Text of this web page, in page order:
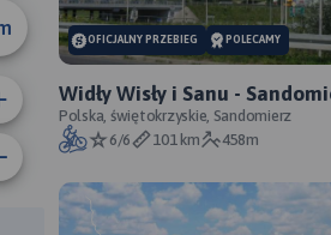
OFICJALNY PRZEBIEG POLECAMY
Widły Wisły i Sanu -
Zawichost - Annopol -
przebieg
Polska, świętokrzyskie, Sandomierz
6/6
101 km 458m